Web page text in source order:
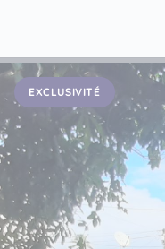
EXCLUSIVITÉ